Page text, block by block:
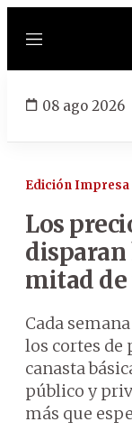
Menú
08 ago 2026
Edición Impresa
Los
disparan
mitad
Cada
los cortes
canasta
público y
más que